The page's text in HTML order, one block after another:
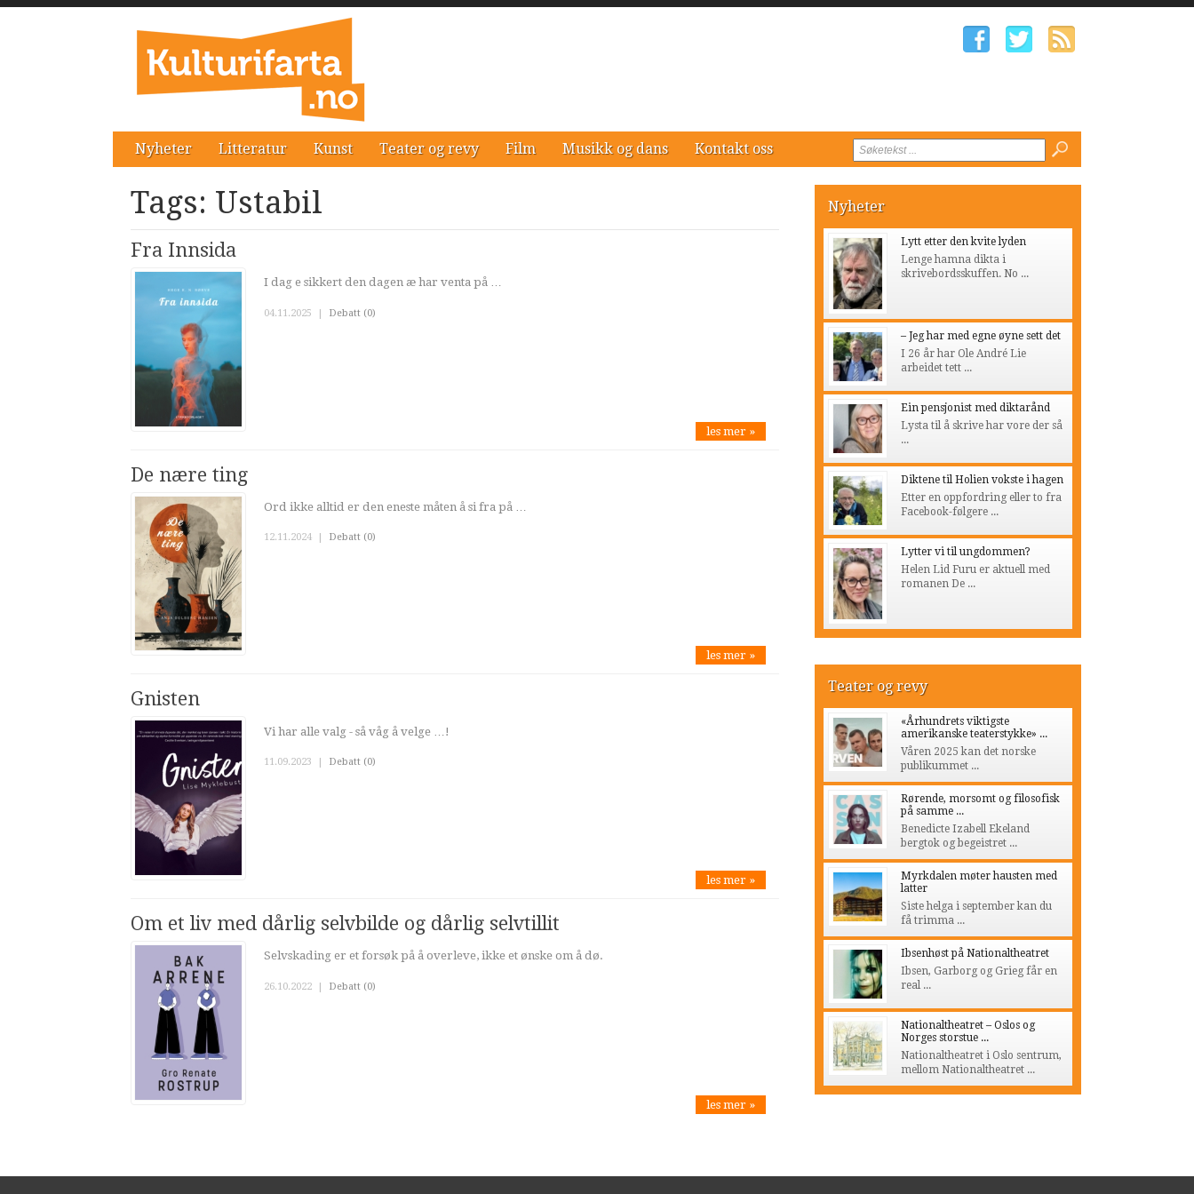
Nyheter Litteratur Kunst Teater og revy Film Musikk og dans Kontakt oss
Tags: Ustabil
Fra Innsida
I dag e sikkert den dagen æ har venta på …
04.11.2025 | Debatt (0)
les mer »
De nære ting
Ord ikke alltid er den eneste måten å si fra på …
12.11.2024 Debatt (0)
les mer »
Gnisten
Vi har alle valg - så våg å velge …!
11.09.2023 | Debatt (0)
les mer »
Om et liv med dårlig selvbilde og dårlig selvtillit
Selvskading er et forsøk på å overleve, ikke et ønske om å dø.
26.10.2022 | Debatt (0)
les mer »
Nyheter
Lytt etter den kvite lyden
Lenge hamna dikta i
skrivebordsskuffen. No ...
– Jeg har med egne øyne sett det
I 26 år har Ole André Lie
arbeidet tett ...
Ein pensjonist med diktarånd
Lysta til å skrive har vore der så
...
Diktene til Holien vokste i hagen
Etter en oppfordring eller to fra
Facebook-følgere ...
Lytter vi til ungdommen?
Helen Lid Furu er aktuell med
romanen De ...
Teater og revy
«Århundrets viktigste
amerikanske teaterstykke» ...
Våren 2025 kan det norske
publikummet ...
Rørende, morsomt og filosofisk
på samme ...
Benedicte Izabell Ekeland
bergtok og begeistret ...
Myrkdalen møter hausten med
latter
Siste helga i september kan du
få trimma ...
Ibsenhøst på Nationaltheatret
Ibsen, Garborg og Grieg får en
real ...
Nationaltheatret – Oslos og
Norges storstue ...
Nationaltheatret i Oslo sentrum,
mellom Nationaltheatret ...